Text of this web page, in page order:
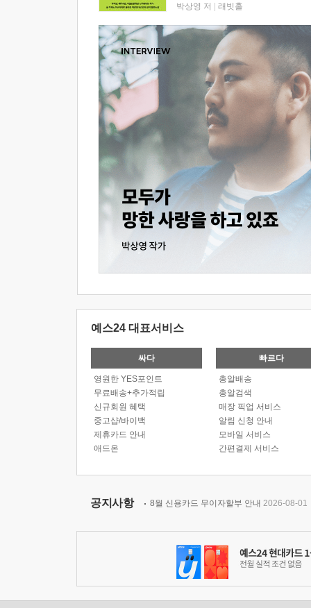
박상영 저 래빗홀
예스24 대표서비스
싸다
영원한 YES포인트
무료배송+추가적립
신규회원 혜택
중고샵/바이백
제휴카드 안내
애드온
빠르다
총알배송
총알검색
매장 픽업 서비스
알림 신청 안내
모바일 서비스
간편결제 서비스
공지사항 8월 신용카드 무이자할부 안내 2026-08-01